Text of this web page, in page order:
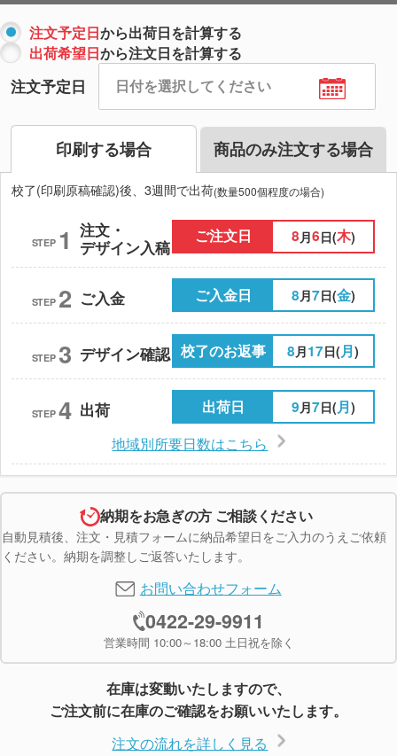
注文予定日から出荷日を計算する
出荷希望日から注文日を計算する
注文予定日
印刷する場合 商品のみ注文する場合
校了(印刷原稿確認)後、3週間で出荷(数量500個程度の場合)
STEP 1 注文・
デザイン入稿
ご注文日 8 月6日(木)
STEP 2 ご入金 ご入金日 8月7日(金)
STEP 3 デザイン確認 校了のお返事 8月17日(月)
STEP 4 出荷 出荷日 9月7日(月)
地域別所要日数はこちら
納期をお急ぎの方 ご相談ください
自動見積後、注文・見積フォームに納品希望日をご入力のうえご依頼
ください。納期を調整しご返答いたします。
お問い合わせフォーム
0422-29-9911
営業時間 10:00～18:00 土日祝を除く
在庫は変動いたしますので、
ご注文前に在庫のご確認をお願いいたします。
注文の流れを詳しく見る